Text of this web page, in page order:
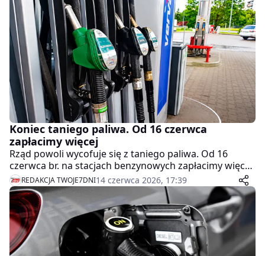
Koniec taniego paliwa. Od 16 czerwca
zapłacimy więcej
Rząd powoli wycofuje się z taniego paliwa. Od 16
czerwca br. na stacjach benzynowych zapłacimy więcej.
To jednak nie koniec zmian cen.
REDAKCJA TWOJE7DNI14 czerwca 2026, 17:39